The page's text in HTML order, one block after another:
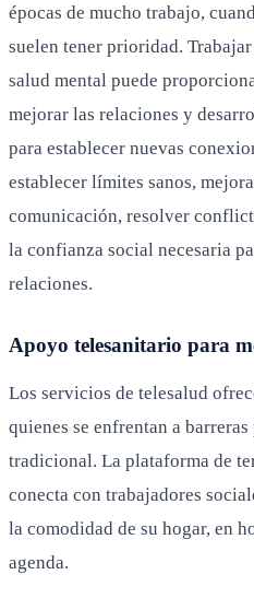
épocas de mucho trabajo,
suelen tener prioridad.
salud mental puede
mejorar las relaciones y
para establecer nuevas
establecer límites sanos,
comunicación, resolver
la confianza social necesaria
relaciones.
Apoyo telesanitario para
Los servicios de telesalud
quienes se enfrentan a
tradicional. La plataforma de
conecta con trabajadores
la comodidad de su hogar, en
agenda.